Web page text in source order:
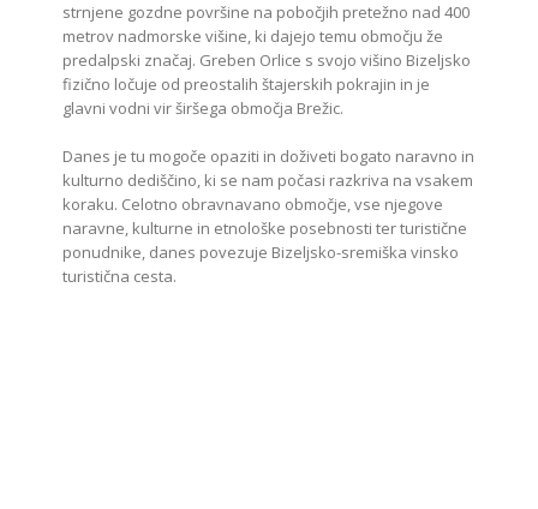
strnjene gozdne površine na pobočjih pretežno nad 400
metrov nadmorske višine, ki dajejo temu območju že
predalpski značaj. Greben Orlice s svojo višino Bizeljsko
fizično ločuje od preostalih štajerskih pokrajin in je
glavni vodni vir širšega območja Brežic.
Danes je tu mogoče opaziti in doživeti bogato naravno in
kulturno dediščino, ki se nam počasi razkriva na vsakem
koraku. Celotno obravnavano območje, vse njegove
naravne, kulturne in etnološke posebnosti ter turistične
ponudnike, danes povezuje Bizeljsko-sremiška vinsko
turistična cesta.